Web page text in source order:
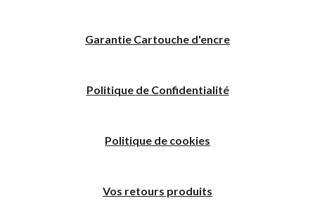
Garantie Cartouche d'encre
Politique de Confidentialité
Politique de cookies
Vos retours produits